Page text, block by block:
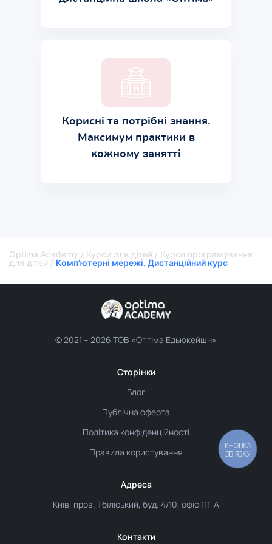
Корисні та потрібні знання.
Максимум практики в
кожному занятті
Optima Academy / Курси для дітей / Курси програмування
для дітей / Комп’ютерні мережі. Дистанційний курс
© 2021 – 2026 ТОВ «Оптіма Едьюкейшн»
Сторінки
Блог
Публічна оферта
Політика конфіденційності
Правила користування
Адреса
Київ, пров. Тбіліський, буд. 4/10, офіс 111-А
Контакти